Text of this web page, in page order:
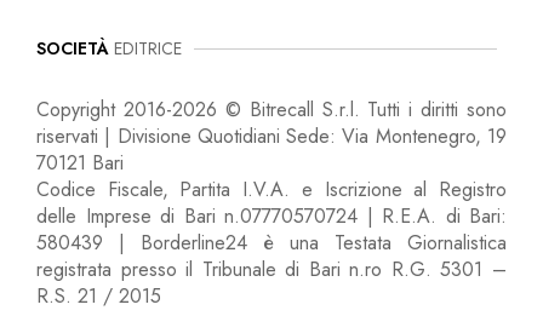
SOCIETÀ EDITRICE
Copyright 2016-2026 © Bitrecall S.r.l. Tutti i diritti sono
riservati | Divisione Quotidiani Sede: Via Montenegro, 19
70121 Bari
Codice Fiscale, Partita I.V.A. e Iscrizione al Registro
delle Imprese di Bari n.07770570724 | R.E.A. di Bari:
580439 | Borderline24 è una Testata Giornalistica
registrata presso il Tribunale di Bari n.ro R.G. 5301 –
R.S. 21 / 2015